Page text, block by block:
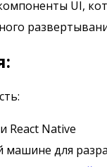
UI,
React Native
машине для